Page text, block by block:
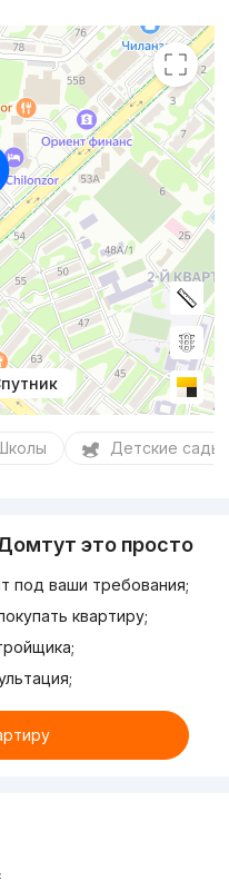
Детские сады
это просто
под ваши требования;
квартиру;